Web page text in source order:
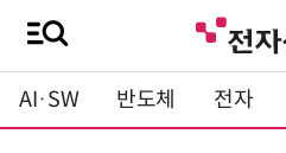
AI·SW 반도체 전자